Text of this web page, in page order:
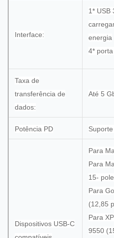
Interface:
1* USB
energia
4*
Taxa de
transferência de
dados:
Até 5
Potência PD
Dispositivos USB-C
Para
Para
15-
Para
(12,85
Para
9550